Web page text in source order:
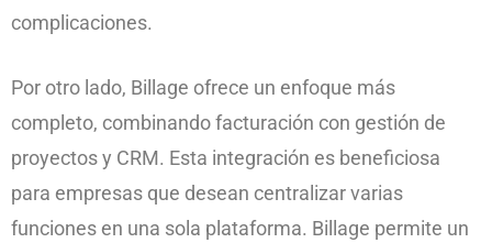
complicaciones.
Por otro lado, Billage ofrece un enfoque más
completo, combinando facturación con gestión de
proyectos y CRM. Esta integración es beneficiosa
para empresas que desean centralizar varias
funciones en una sola plataforma. Billage permite un